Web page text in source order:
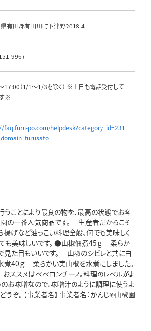
有田郡有田川町下津野2018-4
9967
17:00（1/1～1/3を除く） ※土日も電話受付して
※
faq.furu-po.com/helpdesk?category_id=231
ことにより最良の物を、最高の状態でお客
の一番人気商品です。 生産者だからこそ
げなど油っこい料理全般、何でも美味しく
も美味しいです。 ●山椒佃煮45ｇ 柔らか
た目もいいです。 山椒のシビレと共に白
煮40ｇ 柔らかい実山椒を水煮にしました。
ススメはペペロンチーノ。料理のレベルがよ
味噌なので、味噌汁のように調理に使うよ
ぞ。 【事業者名】 事業者名：かんじゃ山椒園